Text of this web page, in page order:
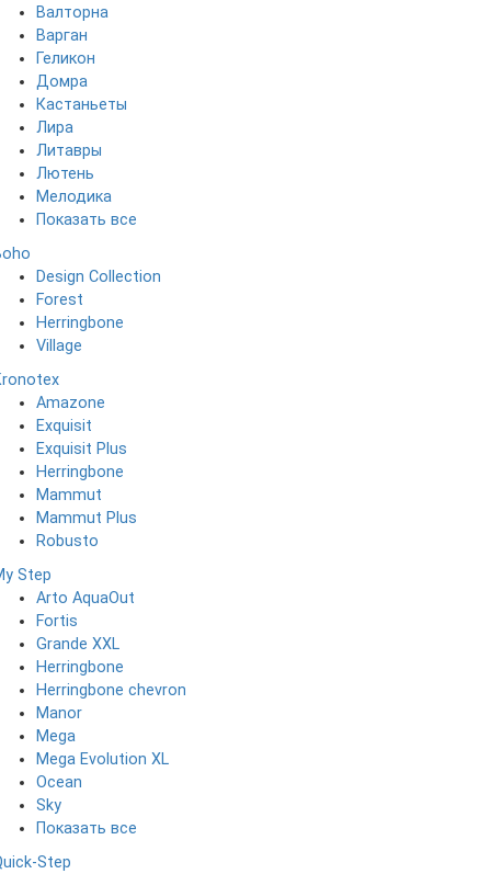
Валторна
Варган
Геликон
Домра
Кастаньеты
Лира
Литавры
Лютень
Мелодика
Показать все
Design Collection
Forest
Herringbone
Village
Amazone
Exquisit
Exquisit Plus
Herringbone
Mammut
Mammut Plus
Robusto
Step
Arto AquaOut
Fortis
Grande XXL
Herringbone
Herringbone chevron
Manor
Mega
Mega Evolution XL
Ocean
Sky
Показать все
Step